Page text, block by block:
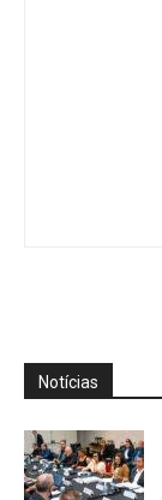
Notícias